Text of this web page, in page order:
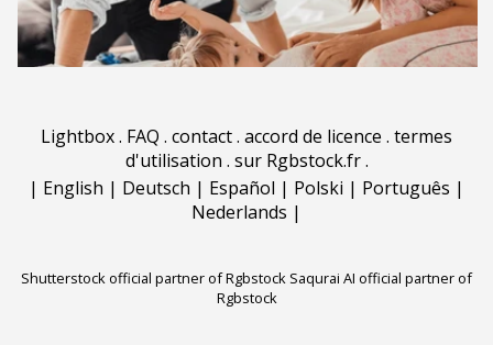
Lightbox. FAQ . contact. accord de licence . termes
d'utilisation . sur Rgbstock.fr.
| English | Deutsch | Español | Polski | Português |
Nederlands |
Shutterstock official partner of Rgbstock Saqurai AI official partner of
Rgbstock